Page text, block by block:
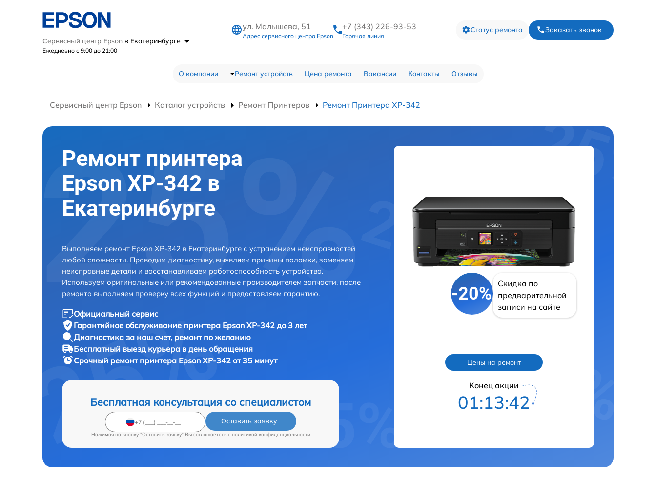
Сервисный центр Epson в Екатеринбурге
Ежедневно с 9:00 до 21:00
ул. Малышева, 51
Адрес сервисного центра Epson
+7 (343) 226-93-53
Горячая линия
Статус ремонта Заказать звонок
О компании Ремонт устройств Цена ремонта Вакансии Контакты Отзывы
Сервисный центр Epson Каталог устройств Ремонт Принтеров Ремонт Принтера XP-342
Ремонт принтера
Epson XP-342 в
Екатеринбурге
Выполняем ремонт Epson XP-342 в Екатеринбурге с устранением неисправностей
любой сложности. Проводим диагностику, выявляем причины поломки, заменяем
неисправные детали и восстанавливаем работоспособность устройства.
Используем оригинальные или рекомендованные производителем запчасти, после
ремонта выполняем проверку всех функций и предоставляем гарантию.
Официальный сервис
Гарантийное обслуживание принтера Epson XP-342 до 3 лет
Диагностика за наш счет, ремонт по желанию
Бесплатный выезд курьера в день обращения
Срочный ремонт принтера Epson XP-342 от 35 минут
Бесплатная консультация со специалистом
Оставить заявку
Нажимая на кнопку "Оставить заявку" Вы соглашаетесь c политикой конфиденциальности
-20%
Скидка по
предварительной
записи на сайте
Цены на ремонт
Конец акции
01:13:41